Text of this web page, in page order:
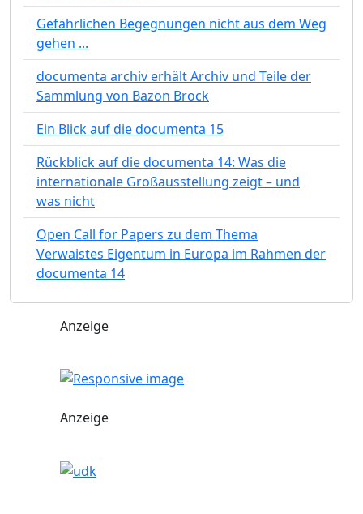
Gefährlichen Begegnungen nicht aus dem Weg
gehen ...
documenta archiv erhält Archiv und Teile der
Sammlung von Bazon Brock
Ein Blick auf die documenta 15
Rückblick auf die documenta 14: Was die
internationale Großausstellung zeigt – und
was nicht
Open Call for Papers zu dem Thema
Verwaistes Eigentum in Europa im Rahmen der
documenta 14
Anzeige
Anzeige